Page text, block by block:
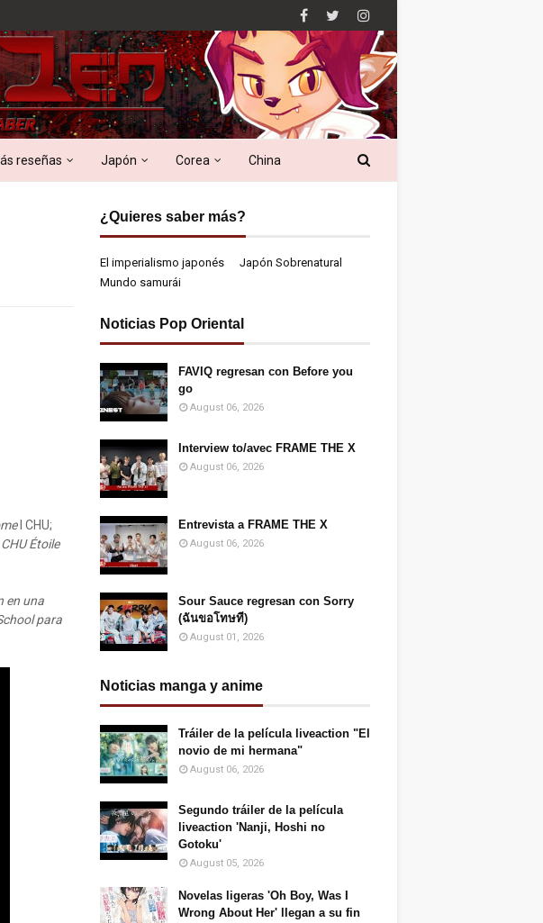
reseñas Japón Corea China
I CHU;
Étoile
en una
para
¿Quieres saber más?
El imperialismo japonés
Japón Sobrenatural
Mundo samurái
Noticias Pop Oriental
FAVIQ regresan con Before you
go
August 06, 2026
Interview to/avec FRAME THE X
August 06, 2026
Entrevista a FRAME THE X
August 06, 2026
Sour Sauce regresan con Sorry
(ฉันขอโทษที)
August 01, 2026
Noticias manga y anime
Tráiler de la película liveaction "El
novio de mi hermana"
August 06, 2026
Segundo tráiler de la película
liveaction 'Nanji, Hoshi no
Gotoku'
August 05, 2026
Novelas ligeras 'Oh Boy, Was I
Wrong About Her' llegan a su fin